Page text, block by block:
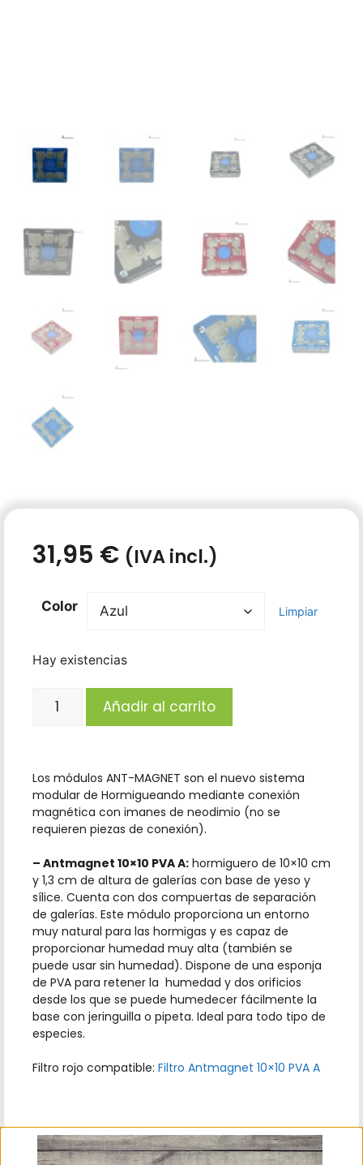
31,95 € (IVA incl.)
Color Limpiar
Hay existencias
Añadir al carrito
Los módulos ANT-MAGNET son el nuevo sistema
modular de Hormigueando mediante conexión
magnética con imanes de neodimio (no se
requieren piezas de conexión).
– Antmagnet 10×10 PVA A: hormiguero de 10×10 cm
y 1,3 cm de altura de galerías con base de yeso y
sílice. Cuenta con dos compuertas de separación
de galerías. Este módulo proporciona un entorno
muy natural para las hormigas y es capaz de
proporcionar humedad muy alta (también se
puede usar sin humedad). Dispone de una esponja
de PVA para retener la humedad y dos orificios
desde los que se puede humedecer fácilmente la
base con jeringuilla o pipeta. Ideal para todo tipo de
especies.
Filtro rojo compatible: Filtro Antmagnet 10×10 PVA A